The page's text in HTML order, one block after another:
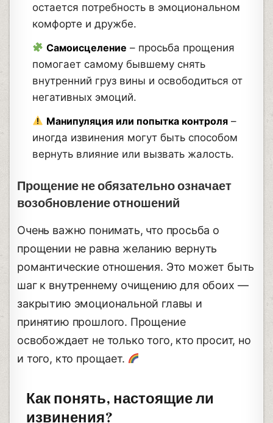
остается потребность в эмоциональном
комфорте и дружбе.
Самоисцеление – просьба прощения
помогает самому бывшему снять
внутренний груз вины и освободиться от
негативных эмоций.
Манипуляция или попытка контроля –
иногда извинения могут быть способом
вернуть влияние или вызвать жалость.
Прощение не обязательно означает
возобновление отношений
Очень важно понимать, что просьба о
прощении не равна желанию вернуть
романтические отношения. Это может быть
шаг к внутреннему очищению для обоих —
закрытию эмоциональной главы и
принятию прошлого. Прощение
освобождает не только того, кто просит, но
и того, кто прощает.
Как понять, настоящие ли
извинения?